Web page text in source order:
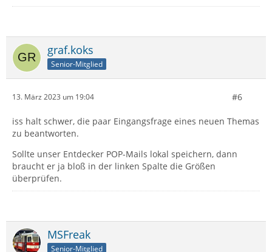
graf.koks
Senior-Mitglied
13. März 2023 um 19:04 #6
iss halt schwer, die paar Eingangsfrage eines neuen Themas
zu beantworten.
Sollte unser Entdecker POP-Mails lokal speichern, dann
braucht er ja bloß in der linken Spalte die Größen
überprüfen.
MSFreak
Senior-Mitglied